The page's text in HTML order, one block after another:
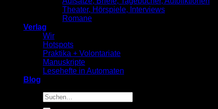
Theater, Hörspiele, Interviews
Romane
Verlag
Wir
Hotspots
Praktika + Volontariate
Manuskripte
Lesehefte in Automaten
Blog
Suche
nach: